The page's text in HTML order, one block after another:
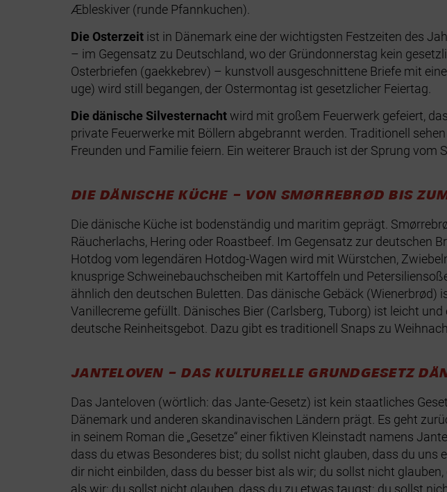
Æbleskiver (runde Pfannkuchen).
Die Osterzeit ist in Dänemark eine der wichtigsten Festzeiten des
– im Gegensatz zu Deutschland, wo der Gründonnerstag kein
Osterbriefen (gaekkebrev) – kunstvoll ausgeschnittene Briefe mit
uge) wird still begangen, der Ostermontag ist gesetzlicher Feiertag.
Die dänische Silvesternachtwird mit großem Feuerwerk gefeiert,
private Feuerwerke mit Böllern abgebrannt werden. Traditionell
Freunden und Familie feiern. Ein weiterer Brauch ist der Sprung
DIE DÄNISCHE KÜCHE – VON SMØRREBRØD BIS
Die dänische Küche ist bodenständig und maritim geprägt.
Räucherlachs, Hering oder Roastbeef. Im Gegensatz zur deutschen
Hotdog vom legendären Hotdog-Wagen wird mit Würstchen,
knusprige Schweinebauchscheiben mit Kartoffeln und
ähnlich den deutschen Buletten. Das dänische Gebäck
Vanillecreme gefüllt. Dänisches Bier (Carlsberg, Tuborg) ist leicht
deutsche Reinheitsgebot. Dazu gibt es traditionell Snaps zu
JANTELOVEN – DAS KULTURELLE GRUNDGESETZ
Das Janteloven (wörtlich: das Jante-Gesetz) ist kein staatliches
Dänemark und anderen skandinavischen Ländern prägt. Es geht
in seinem Roman die „Gesetze“ einer fiktiven Kleinstadt namens
dass du etwas Besonderes bist; du sollst nicht glauben, dass du
dir nicht einbilden, dass du besser bist als wir; du sollst nicht
als wir; du sollst nicht glauben, dass du zu etwas taugst; du sollst